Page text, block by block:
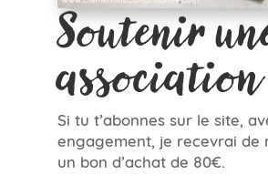
Soutenir
association
Si tu t’abonnes sur le site,
engagement, je recevrai de
un bon d’achat de 80€.